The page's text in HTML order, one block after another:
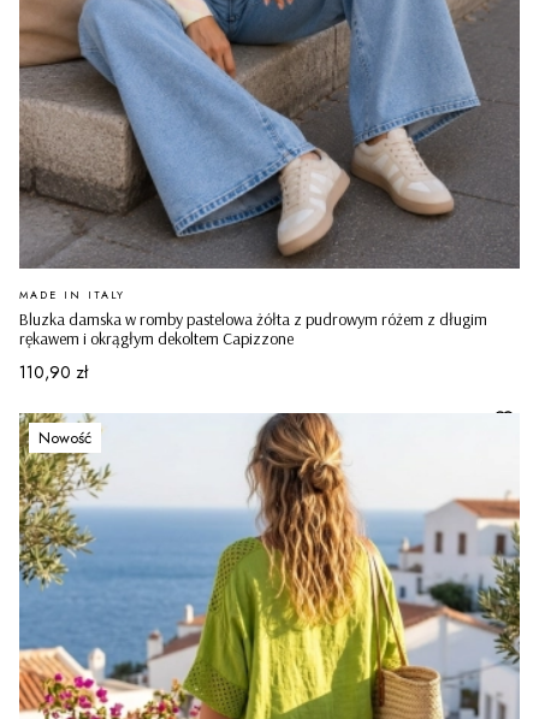
Bluzka damska w romby pastelowa żółta z pudrowym różem z długim
rękawem i okrągłym dekoltem Capizzone
PRODUCENT
MADE IN ITALY
Cena
110,90 zł
Nowość